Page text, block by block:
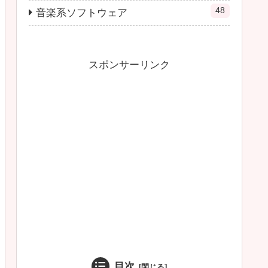
音楽系ソフトウェア 48
スポンサーリンク